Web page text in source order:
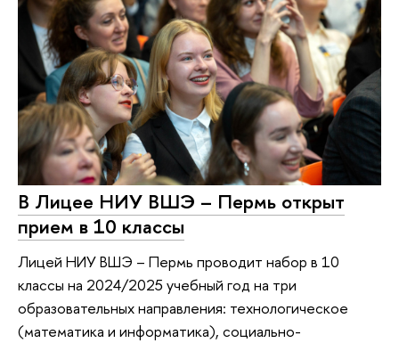
В Лицее НИУ ВШЭ – Пермь открыт
прием в 10 классы
Лицей НИУ ВШЭ – Пермь проводит набор в 10
классы на 2024/2025 учебный год на три
образовательных направления: технологическое
(математика и информатика), социально-